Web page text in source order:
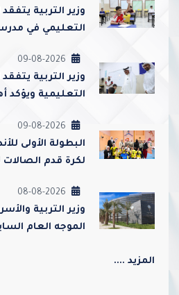
وزير التربية
التعليمي في
09-08-2026
وزير التربية يتفقد
التعليمية ويؤكد
09-08-2026
‏البطولة الأولى
لكرة قدم الصالات
08-08-2026
وزير التربية
الموجه
المزيد ....